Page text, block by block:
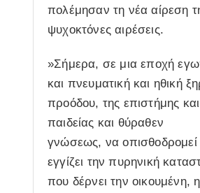
πολέμησαν τη νέα αίρεση
ψυχοκτόνες αιρέσεις.
»Σήμερα, σε μια εποχή
και πνευματική και ηθική
προόδου, της επιστήμης
παιδείας και θύραθεν
γνώσεως, να οπισθοδρομεί
εγγίζει την πυρηνική
που δέρνει την οικουμένη,